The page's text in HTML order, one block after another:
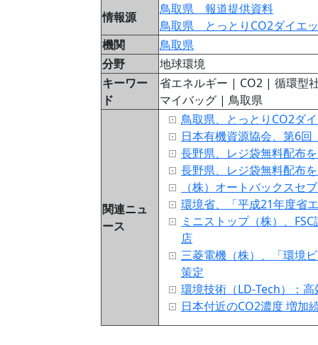
情報源
鳥取県 報道提供資料
鳥取県 とっとりCO2ダイエ
機関
鳥取県
分野
地球環境
キーワー
ド
省エネルギー | CO2 | 循環型
マイバッグ | 鳥取県
関連ニュ
ース
鳥取県、とっとりCO2ダ
日本有機資源協会、第6
長野県、レジ袋無料配布
長野県、レジ袋無料配布
（株）オートバックスセ
環境省、「平成21年度省
ミニストップ（株）、
店
三菱電機（株）、「環境
策定
環境技術（LD‑Tech）：
日本付近のCO2濃度 増加